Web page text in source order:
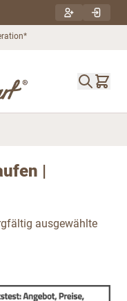
|
ausgewählte